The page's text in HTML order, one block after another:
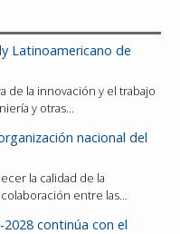
Latinoamericano de
de la innovación y el trabajo
y otras…
nacional del
la calidad de la
entre las…
continúa con el